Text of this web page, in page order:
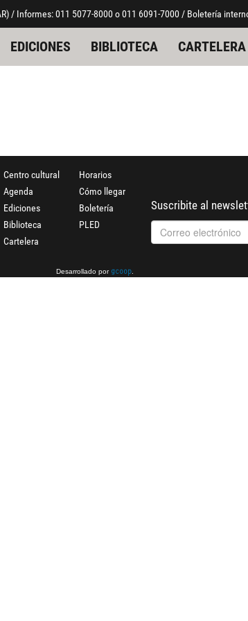
/ Informes: 011 5077-8000 o 011 6091-7000 / Boletería
EDICIONES BIBLIOTECA CARTELERA
Centro cultural
Agenda
Ediciones
Biblioteca
Cartelera
Horarios
Cómo llegar
Boletería
PLED
Suscribite al
Desarrollado por gcoop.